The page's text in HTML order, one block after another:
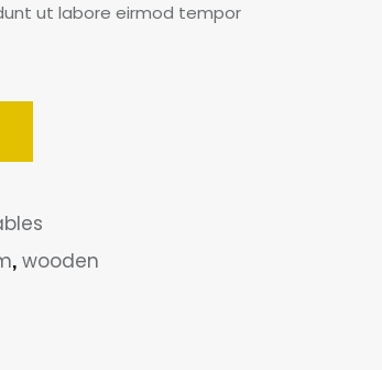
ut labore eirmod tempor
, wooden